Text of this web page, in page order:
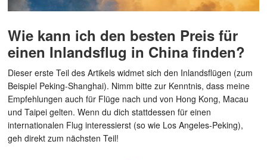
Wie kann ich den besten Preis für
einen Inlandsflug in China finden?
Dieser erste Teil des Artikels widmet sich den Inlandsflügen (zum
Beispiel Peking-Shanghai). Nimm bitte zur Kenntnis, dass meine
Empfehlungen auch für Flüge nach und von Hong Kong, Macau
und Taipei gelten. Wenn du dich stattdessen für einen
internationalen Flug interessierst (so wie Los Angeles-Peking),
geh direkt zum nächsten Teil!